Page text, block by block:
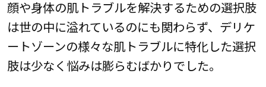
顔や身体の肌トラブルを解決するための選択肢
は世の中に溢れているのにも関わらず、デリケ
ートゾーンの様々な肌トラブルに特化した選択
肢は少なく悩みは膨らむばかりでした。